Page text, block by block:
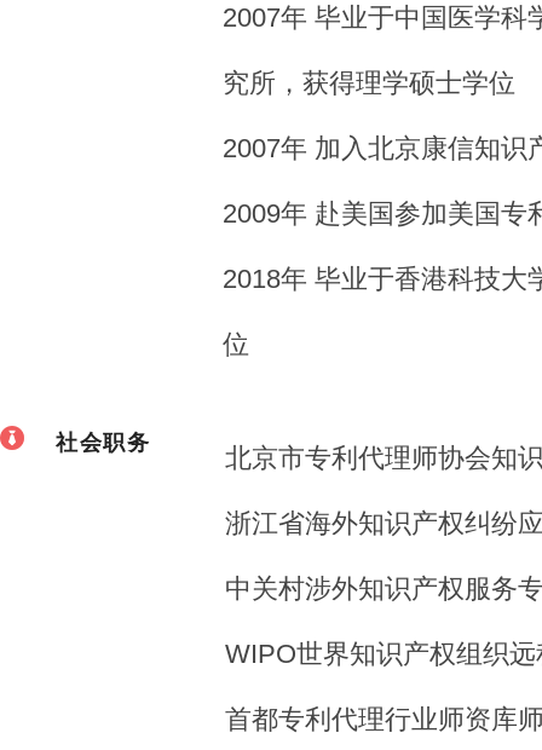
2007年 毕业于中国医学科
究所，获得理学硕士学位
2007年 加入北京康信知识
2009年 赴美国参加美国专
2018年 毕业于香港科技大
位
社会职务 北京市专利代理师协会知
浙江省海外知识产权纠纷
中关村涉外知识产权服务
WIPO世界知识产权组织
首都专利代理行业师资库